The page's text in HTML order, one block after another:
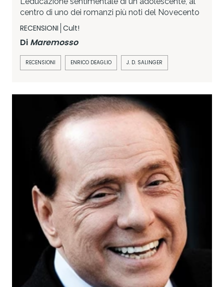
centro di uno dei romanzi più noti del Novecento
RECENSIONI Cult!
Di Maremosso
RECENSIONI ENRICO DEAGLIO J. D. SALINGER